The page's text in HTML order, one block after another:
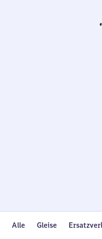
Alle Gleise